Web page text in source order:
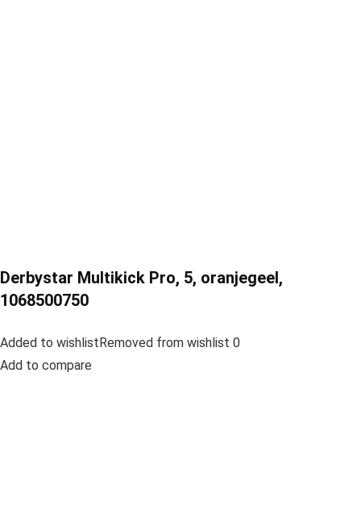
Derbystar Multikick Pro, 5, oranjegeel,
1068500750
Added to wishlistRemoved from wishlist 0
Add to compare